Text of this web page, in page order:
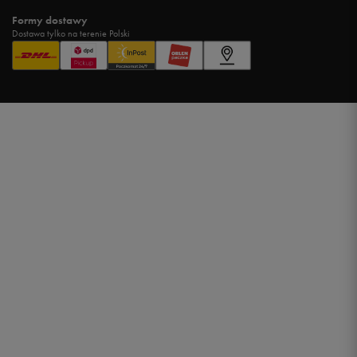
Formy dostawy
Dostawa tylko na terenie Polski